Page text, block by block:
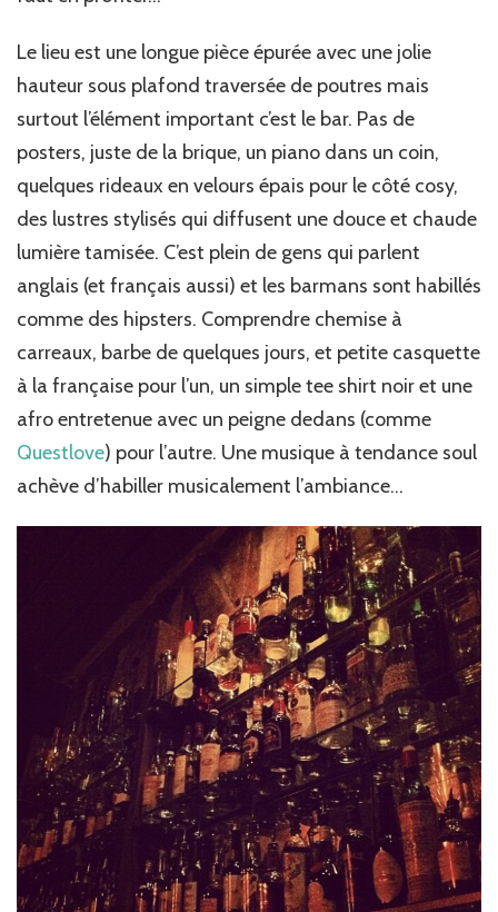
Le lieu est une longue pièce épurée avec une jolie
hauteur sous plafond traversée de poutres mais
surtout l’élément important c’est le bar. Pas de
posters, juste de la brique, un piano dans un coin,
quelques rideaux en velours épais pour le côté cosy,
des lustres stylisés qui diffusent une douce et chaude
lumière tamisée. C’est plein de gens qui parlent
anglais (et français aussi) et les barmans sont habillés
comme des hipsters. Comprendre chemise à
carreaux, barbe de quelques jours, et petite casquette
à la française pour l’un, un simple tee shirt noir et une
afro entretenue avec un peigne dedans (comme
Questlove) pour l’autre. Une musique à tendance soul
achève d’habiller musicalement l’ambiance…